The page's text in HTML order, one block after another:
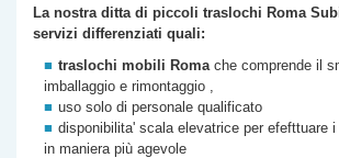
La nostra ditta di piccoli traslochi Roma
servizi differenziati quali:
traslochi mobili Romache comprende il
imballaggio e rimontaggio ,
uso solo di personale qualificato
disponibilita' scala elevatrice per efefttuare
in maniera più agevole